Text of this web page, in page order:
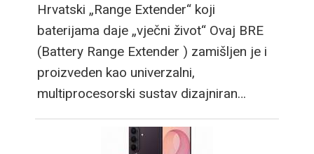
Hrvatski „Range Extender“ koji
baterijama daje „vječni život“ Ovaj BRE
(Battery Range Extender ) zamišljen je i
proizveden kao univerzalni,
multiprocesorski sustav dizajniran…